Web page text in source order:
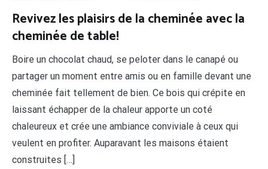
Revivez les plaisirs de la cheminée avec la
cheminée de table!
Boire un chocolat chaud, se peloter dans le canapé ou
partager un moment entre amis ou en famille devant une
cheminée fait tellement de bien. Ce bois qui crépite en
laissant échapper de la chaleur apporte un coté
chaleureux et crée une ambiance conviviale à ceux qui
veulent en profiter. Auparavant les maisons étaient
construites […]